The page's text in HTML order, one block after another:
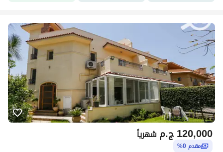
ج.م120,000 شهرياً
مقدم 0%